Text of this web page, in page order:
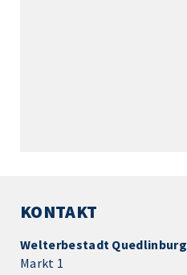
KONTAKT
Welterbestadt Quedlinburg
Markt 1